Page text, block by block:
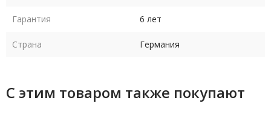
Гарантия 6 лет
Страна Германия
С этим товаром также покупают